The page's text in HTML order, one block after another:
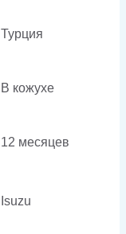
Турция
В кожухе
12 месяцев
Isuzu